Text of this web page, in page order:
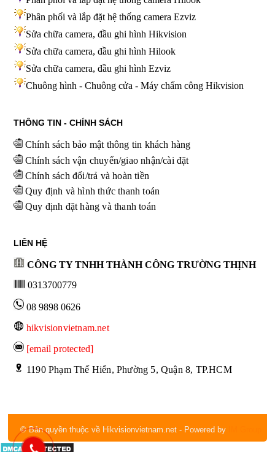
Phân phối và lắp đặt hệ thống camera Ezviz
Sửa chữa camera, đầu ghi hình Hikvision
Sửa chữa camera, đầu ghi hình Hilook
Sửa chữa camera, đầu ghi hình Ezviz
Chuông hình - Chuông cửa - Máy chấm công Hikvision
THÔNG TIN - CHÍNH SÁCH
Chính sách bảo mật thông tin khách hàng
Chính sách vận chuyển/giao nhận/cài đặt
Chính sách đổi/trả và hoàn tiền
Quy định và hình thức thanh toán
Quy định đặt hàng và thanh toán
LIÊN HỆ
CÔNG TY TNHH THÀNH CÔNG TRƯỜNG THỊNH
0313700779
08 9898 0626
hikvisionvietnam.net
[email protected]
1190 Phạm Thế Hiển, Phường 5, Quận 8, TP.HCM
© Bản quyền thuộc về Hikvisionvietnam.net - Powered by